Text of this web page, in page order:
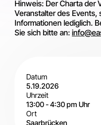
Hinweis: Der Charta der
Veranstalter des Events,
Informationen lediglich.
Sie sich bitte an:
Datum
5.19.2026
Uhrzeit
13:00-4:30 pm Uhr
Ort
Saarbrücken